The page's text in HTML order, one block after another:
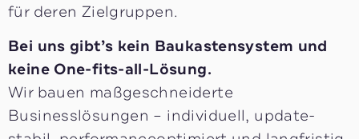
für deren Zielgruppen.
Bei uns gibt’s kein Baukastensystem und
keine One-fits-all-Lösung.
Wir bauen maßgeschneiderte
Businesslösungen – individuell, update-